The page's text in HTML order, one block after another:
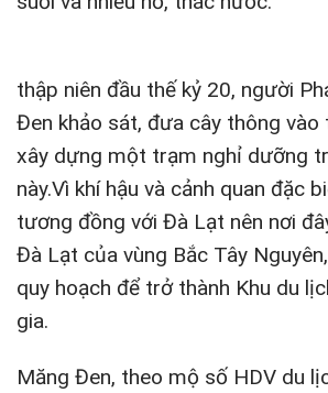
thập niên đầu thế kỷ 20, người
Đen khảo sát, đưa cây thông vào
xây dựng một trạm nghỉ dưỡng
này.Vì khí hậu và cảnh quan đặc
tương đồng với Đà Lạt nên nơi
Đà Lạt của vùng Bắc Tây
quy hoạch để trở thành Khu du
gia.
Măng Đen, theo mộ số HDV du